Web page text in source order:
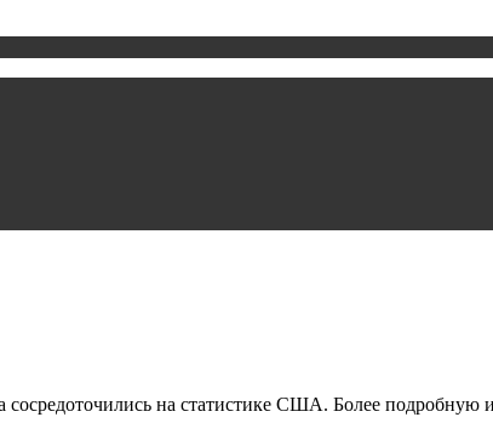
на статистике США. Более